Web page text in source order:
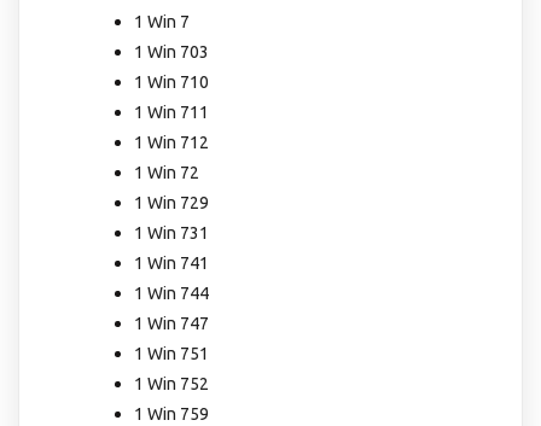
1 Win 7
1 Win 703
1 Win 710
1 Win 711
1 Win 712
1 Win 72
1 Win 729
1 Win 731
1 Win 741
1 Win 744
1 Win 747
1 Win 751
1 Win 752
1 Win 759